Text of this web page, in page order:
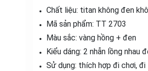
Chất liệu: titan không đen
Mã sản phẩm: TT 2703
Màu sắc: vàng hồng + đen
Kiểu dáng: 2 nhẫn lồng nhau
Sử dụng: thích hợp đi chơi,